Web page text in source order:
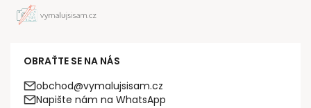
OBRAŤTE SE NA NÁS
obchod@vymalujsisam.cz
Napište nám na WhatsApp